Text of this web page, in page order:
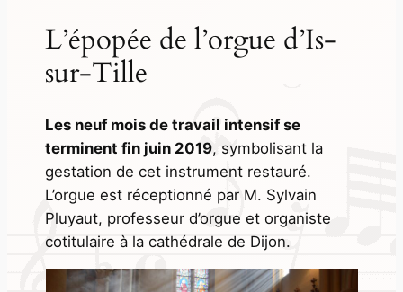
L’épopée de l’orgue d’Is-
sur-Tille
Les neuf mois de travail intensif se
terminent fin juin 2019, symbolisant la
gestation de cet instrument restauré.
L’orgue est réceptionné par M. Sylvain
Pluyaut, professeur d’orgue et organiste
cotitulaire à la cathédrale de Dijon.